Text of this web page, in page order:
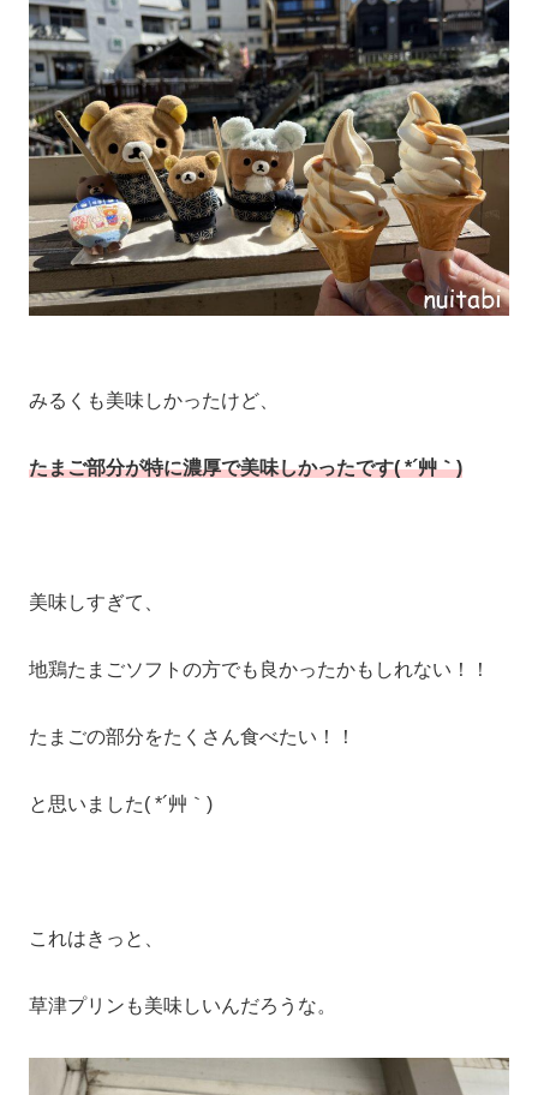
みるくも美味しかったけど、
たまご部分が特に濃厚で美味しかったです( *´艸｀)
美味しすぎて、
地鶏たまごソフトの方でも良かったかもしれない！！
たまごの部分をたくさん食べたい！！
と思いました( *´艸｀)
これはきっと、
草津プリンも美味しいんだろうな。